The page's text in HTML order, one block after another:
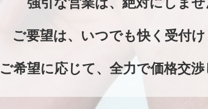
ご要望は、いつでも快く受付け
ご希望に応じて、 全力で価格交渉